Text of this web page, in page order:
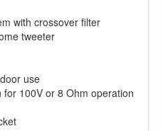
with crossover filter
tweeter
use
100V or 8 Ohm operation